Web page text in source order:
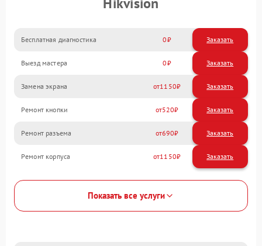
Бесплатная диагностика 0 Заказать
Выезд мастера 0 Заказать
Замена экрана 1150
Ремонт кнопки 520
Ремонт разъема 690
Ремонт корпуса 1150
Показать все услуги